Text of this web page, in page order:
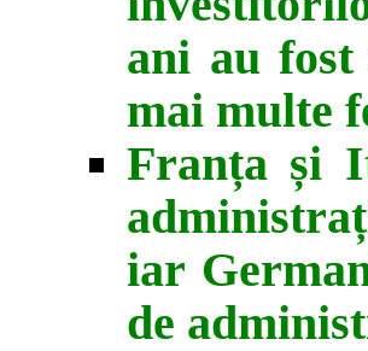
ani au
mai multe
Franța și
iar
de